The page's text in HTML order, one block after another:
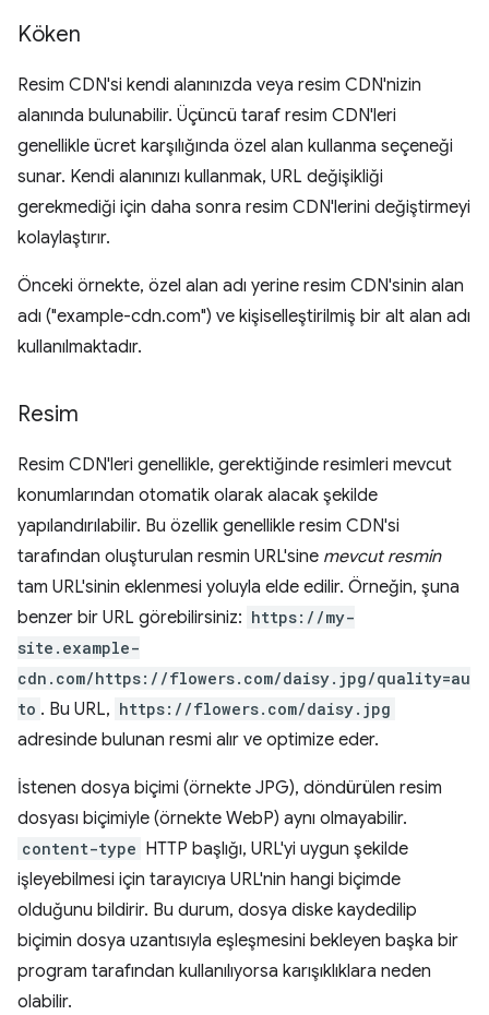
Köken
Resim CDN'si kendi alanınızda veya resim CDN'nizin
alanında bulunabilir. Üçüncü taraf resim CDN'leri
genellikle ücret karşılığında özel alan kullanma seçeneği
sunar. Kendi alanınızı kullanmak, URL değişikliği
gerekmediği için daha sonra resim CDN'lerini değiştirmeyi
kolaylaştırır.
Önceki örnekte, özel alan adı yerine resim CDN'sinin alan
adı ("example-cdn.com") ve kişiselleştirilmiş bir alt alan adı
kullanılmaktadır.
Resim
Resim CDN'leri genellikle, gerektiğinde resimleri mevcut
konumlarından otomatik olarak alacak şekilde
yapılandırılabilir. Bu özellik genellikle resim CDN'si
tarafından oluşturulan resmin URL'sine mevcut resmin
tam URL'sinin eklenmesi yoluyla elde edilir. Örneğin, şuna
benzer bir URL görebilirsiniz: https://my-
site.example-
cdn.com/https://flowers.com/daisy.jpg/quality=au
to . Bu URL, https://flowers.com/daisy.jpg
adresinde bulunan resmi alır ve optimize eder.
İstenen dosya biçimi (örnekte JPG), döndürülen resim
dosyası biçimiyle (örnekte WebP) aynı olmayabilir.
content-type HTTP başlığı, URL'yi uygun şekilde
işleyebilmesi için tarayıcıya URL'nin hangi biçimde
olduğunu bildirir. Bu durum, dosya diske kaydedilip
biçimin dosya uzantısıyla eşleşmesini bekleyen başka bir
program tarafından kullanılıyorsa karışıklıklara neden
olabilir.